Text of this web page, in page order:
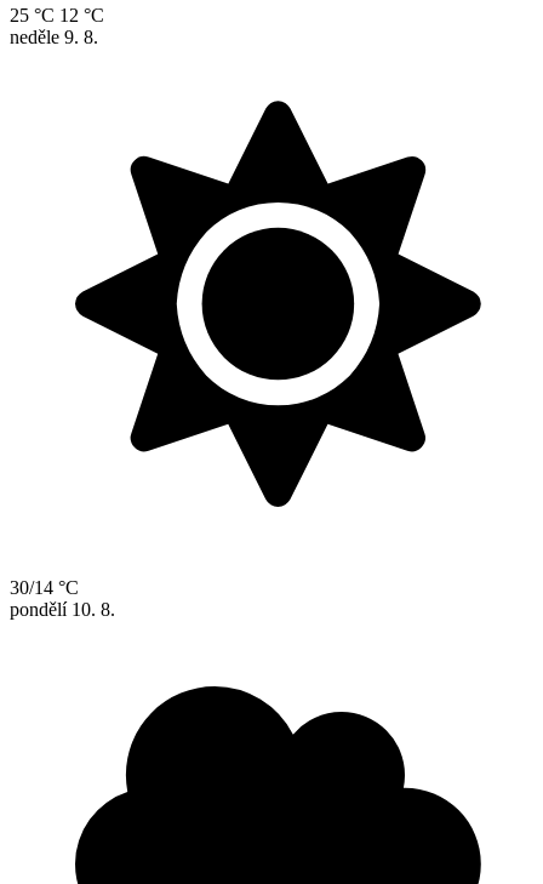
25 °C 12 °C
neděle 9. 8.
30/14 °C
pondělí 10. 8.